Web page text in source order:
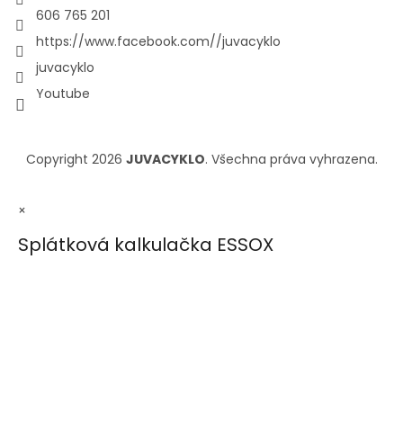
606 765 201
https://www.facebook.com//juvacyklo
juvacyklo
Youtube
Copyright 2026 JUVACYKLO. Všechna práva vyhrazena.
×
Splátková kalkulačka ESSOX